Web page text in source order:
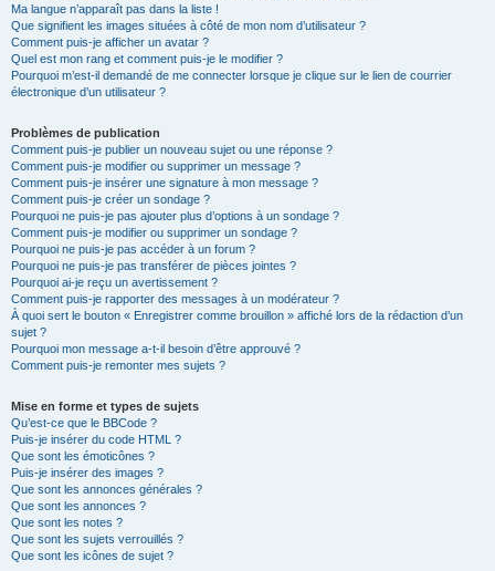
Ma langue n’apparaît pas dans la liste !
Que signifient les images situées à côté de mon nom d’utilisateur ?
Comment puis-je afficher un avatar ?
Quel est mon rang et comment puis-je le modifier ?
Pourquoi m’est-il demandé de me connecter lorsque je clique sur le lien de courrier
électronique d’un utilisateur ?
Problèmes de publication
Comment puis-je publier un nouveau sujet ou une réponse ?
Comment puis-je modifier ou supprimer un message ?
Comment puis-je insérer une signature à mon message ?
Comment puis-je créer un sondage ?
Pourquoi ne puis-je pas ajouter plus d’options à un sondage ?
Comment puis-je modifier ou supprimer un sondage ?
Pourquoi ne puis-je pas accéder à un forum ?
Pourquoi ne puis-je pas transférer de pièces jointes ?
Pourquoi ai-je reçu un avertissement ?
Comment puis-je rapporter des messages à un modérateur ?
À quoi sert le bouton « Enregistrer comme brouillon » affiché lors de la rédaction d’un
sujet ?
Pourquoi mon message a-t-il besoin d’être approuvé ?
Comment puis-je remonter mes sujets ?
Mise en forme et types de sujets
Qu’est-ce que le BBCode ?
Puis-je insérer du code HTML ?
Que sont les émoticônes ?
Puis-je insérer des images ?
Que sont les annonces générales ?
Que sont les annonces ?
Que sont les notes ?
Que sont les sujets verrouillés ?
Que sont les icônes de sujet ?